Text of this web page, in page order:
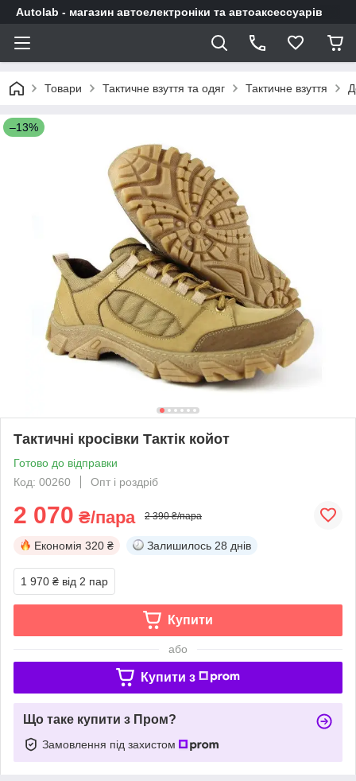
Autolab - магазин автоелектроніки та автоаксессуарів
Товари Тактичне взуття та одяг Тактичне взуття
–13%
Тактичні кросівки Тактік койот
Готово до відправки
Код: 00260
Опт і роздріб
2 070 ₴/пара 2 390 ₴/пара
Економія 320 ₴ Залишилось 28 днів
1 970 ₴ від 2 пар
Купити
або
Купити з
Що таке купити з Пром?
Замовлення під захистом